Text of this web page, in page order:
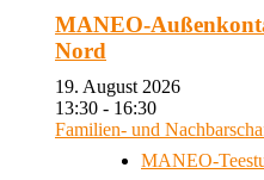
MANEO-
Nord
19. August 2026
13:30 - 16:30
Familien- und
MANEO-